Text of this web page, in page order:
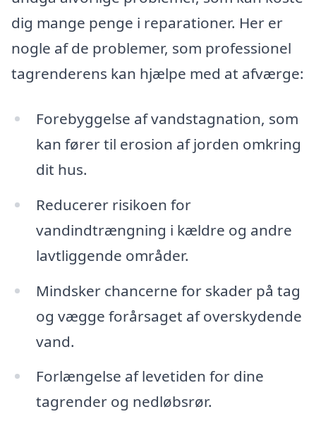
dig mange penge i reparationer. Her er
nogle af de problemer, som professionel
tagrenderens kan hjælpe med at afværge:
Forebyggelse af vandstagnation, som
kan fører til erosion af jorden omkring
dit hus.
Reducerer risikoen for
vandindtrængning i kældre og andre
lavtliggende områder.
Mindsker chancerne for skader på tag
og vægge forårsaget af overskydende
vand.
Forlængelse af levetiden for dine
tagrender og nedløbsrør.